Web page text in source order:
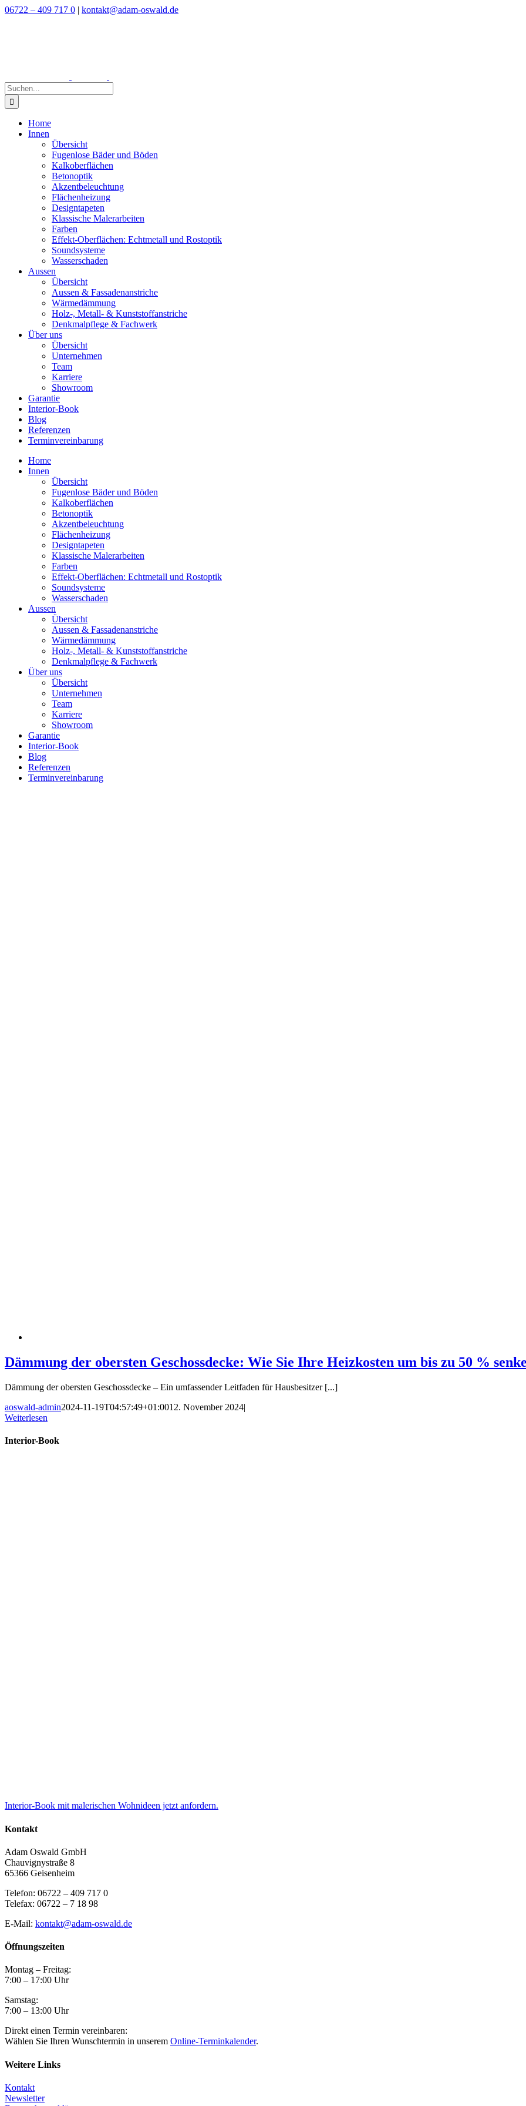
Zum
06722 – 409 717 0 | kontakt@adam-oswald.de
Suche
nach:
Home
Innen
Übersicht
Fugenlose Bäder und Böden
Kalkoberflächen
Betonoptik
Akzentbeleuchtung
Flächenheizung
Designtapeten
Klassische Malerarbeiten
Farben
Effekt-Oberflächen: Echtmetall und Rostoptik
Soundsysteme
Wasserschaden
Aussen
Übersicht
Aussen & Fassadenanstriche
Wärmedämmung
Holz-, Metall- & Kunststoffanstriche
Denkmalpflege & Fachwerk
Über uns
Übersicht
Unternehmen
Team
Karriere
Showroom
Garantie
Interior-Book
Blog
Referenzen
Terminvereinbarung
Home
Innen
Übersicht
Fugenlose Bäder und Böden
Kalkoberflächen
Betonoptik
Akzentbeleuchtung
Flächenheizung
Designtapeten
Klassische Malerarbeiten
Farben
Effekt-Oberflächen: Echtmetall und Rostoptik
Soundsysteme
Wasserschaden
Aussen
Übersicht
Aussen & Fassadenanstriche
Wärmedämmung
Holz-, Metall- & Kunststoffanstriche
Denkmalpflege & Fachwerk
Über uns
Übersicht
Unternehmen
Team
Karriere
Showroom
Garantie
Interior-Book
Blog
Referenzen
Terminvereinbarung
Dämmung der obersten Geschossdecke: Wie Sie Ihre Heizkosten um bis zu 50 %
Dämmung der obersten Geschossdecke – Ein umfassender Leitfaden für Hausbesitzer [...]
aoswald-admin2024-11-19T04:57:49+01:0012. November 2024|
Weiterlesen
Interior-Book
Interior-Book mit malerischen Wohnideen jetzt anfordern.
Kontakt
Adam Oswald GmbH
Chauvignystraße 8
65366 Geisenheim
Telefon: 06722 – 409 717 0
Telefax: 06722 – 7 18 98
E-Mail: kontakt@adam-oswald.de
Öffnungszeiten
Montag – Freitag:
7:00 – 17:00 Uhr
Samstag:
7:00 – 13:00 Uhr
Direkt einen Termin vereinbaren:
Wählen Sie Ihren Wunschtermin in unserem Online-Terminkalender.
Weitere Links
Kontakt
Newsletter